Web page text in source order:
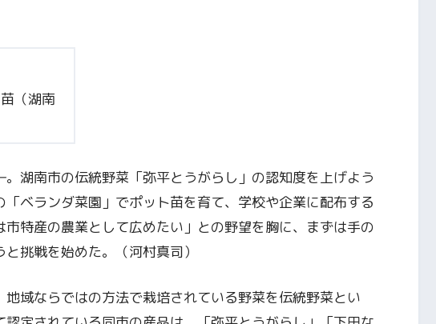
（湖南
湖南市の伝統野菜「弥平とうがらし」の認知度を上げよう
ベランダ菜園」でポット苗を育て、学校や企業に配布する
特産の農業として広めたい」との野望を胸に、まずは手の
挑戦を始めた。（河村真司）
域ならではの方法で栽培されている野菜を伝統野菜とい